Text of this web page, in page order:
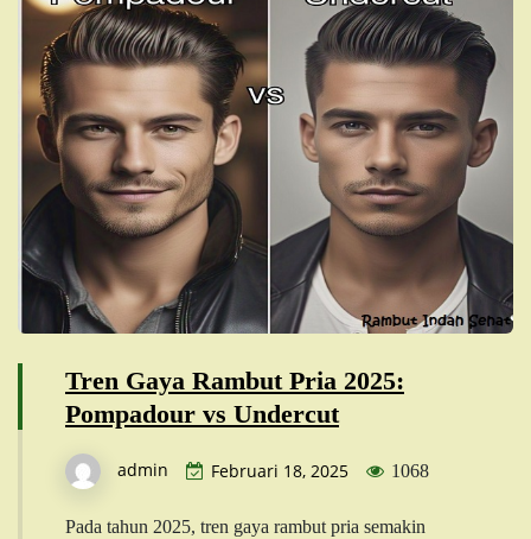
Tren Gaya Rambut Pria 2025:
Pompadour vs Undercut
admin Februari 18, 2025 1068
Pada tahun 2025, tren gaya rambut pria semakin